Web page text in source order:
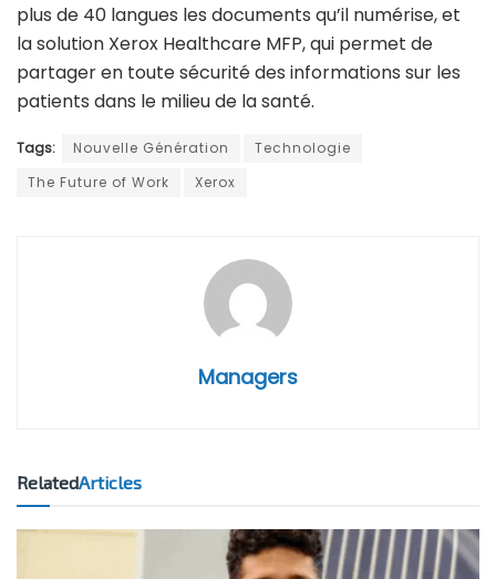
plus de 40 langues les documents qu’il numérise, et
la solution Xerox Healthcare MFP, qui permet de
partager en toute sécurité des informations sur les
patients dans le milieu de la santé.
Tags: Nouvelle Génération
Technologie
The Future of Work
Xerox
Managers
RelatedArticles